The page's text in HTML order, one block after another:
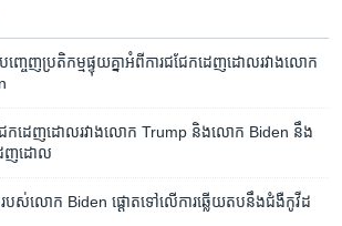
ញ្ចេញ​ប្រតិកម្ម​ផ្ទុយ​គ្នា​អំពី​ការ​ជជែក​ដេញដោល​រវាង​លោក
ជែក​ដេញដោល​រវាង​លោក Trump និង​លោក Biden នឹង​
េញដោល
របស់​លោក​​ Biden ផ្តោត​ទៅ​លើ​ការ​ឆ្លើយ​តប​នឹង​ជំងឺ​កូវីដ​